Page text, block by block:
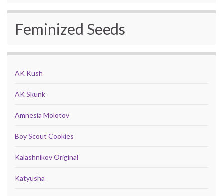
Feminized Seeds
AK Kush
AK Skunk
Amnesia Molotov
Boy Scout Cookies
Kalashnikov Original
Katyusha